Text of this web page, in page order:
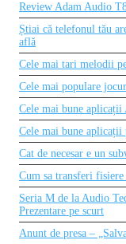
Review Adam Audio
Știai că telefonul tău
află
Cele mai tari melodii
Cele mai populare
Cele mai bune
Cele mai bune aplicații
Cat de necesar e un
Cum sa transferi
Seria M de la Audio
Prezentare pe scurt
Anunt de presa –